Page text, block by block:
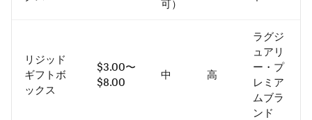
可）
リジッド
ギフトボ
ックス
$3.00〜
$8.00
中 高
ラグジ
ュアリ
ー・プ
レミア
ムブラ
ンド